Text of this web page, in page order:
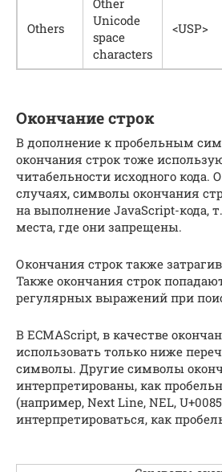
Others
Unicode
space
characters
<USP>
Окончание строк
В дополнение к пробельным
окончания строк тоже
читабельности исходного кода.
случаях, символы окончания
на выполнение JavaScript-кода,
места, где они запрещены.
Окончания строк также
Также окончания строк
регулярных выражений при
В ECMAScript, в качестве
использовать только ниже
символы. Другие символы
интерпретированы, как
(например, Next Line, NEL,
интерпретироваться, как